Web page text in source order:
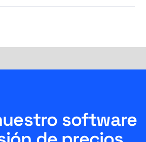
software